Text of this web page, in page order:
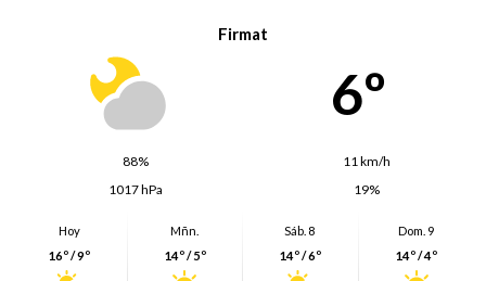
Firmat
6º
88%
11 km/h
1017 hPa
19%
Hoy
16º / 9º
Mñn.
14º / 5º
Sáb. 8
14º / 6º
Dom. 9
14º / 4º